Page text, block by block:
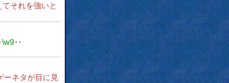
それを強いと
\w9‥
ーネタが目に見